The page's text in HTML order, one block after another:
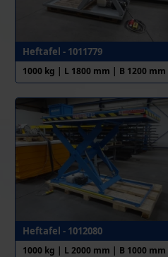
Heftafel - 1011779
1000 kg | L 1800 mm | B 1200 mm
Heftafel - 1012080
1000 kg | L 2000 mm | B 1000 mm